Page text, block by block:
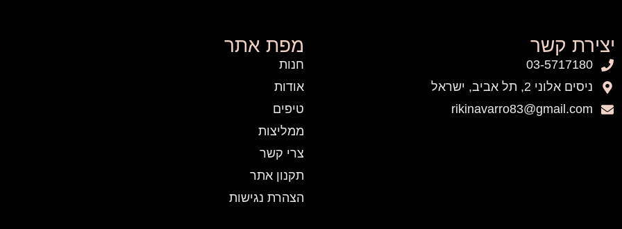
יצירת קשר
03-5717180
ניסים אלוני 2, תל אביב, ישראל
rikinavarro83@gmail.com
מפת אתר
חנות
אודות
טיפים
ממליצות
צרי קשר
תקנון אתר
הצהרת נגישות